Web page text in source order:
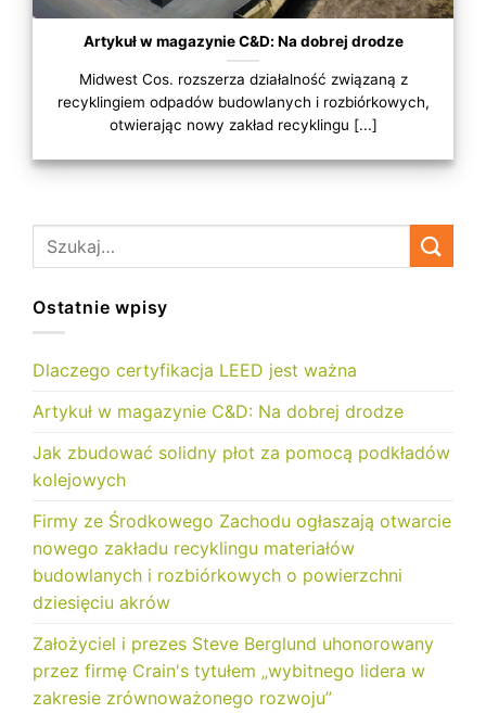
Artykuł w magazynie C&D: Na dobrej drodze
Midwest Cos. rozszerza działalność związaną z
recyklingiem odpadów budowlanych i rozbiórkowych,
otwierając nowy zakład recyklingu [...]
Ostatnie wpisy
Dlaczego certyfikacja LEED jest ważna
Artykuł w magazynie C&D: Na dobrej drodze
Jak zbudować solidny płot za pomocą podkładów
kolejowych
Firmy ze Środkowego Zachodu ogłaszają otwarcie
nowego zakładu recyklingu materiałów
budowlanych i rozbiórkowych o powierzchni
dziesięciu akrów
Założyciel i prezes Steve Berglund uhonorowany
przez firmę Crain's tytułem „wybitnego lidera w
zakresie zrównoważonego rozwoju”